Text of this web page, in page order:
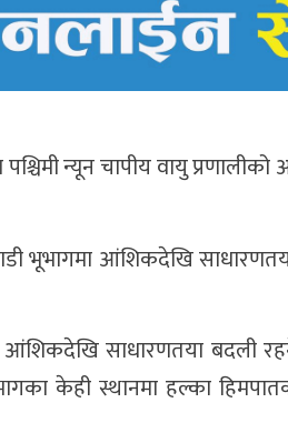
न्यून चापीय वायु
भूभागमा आंशिकदेखि
साधारणतया बदली
केही स्थानमा हल्का